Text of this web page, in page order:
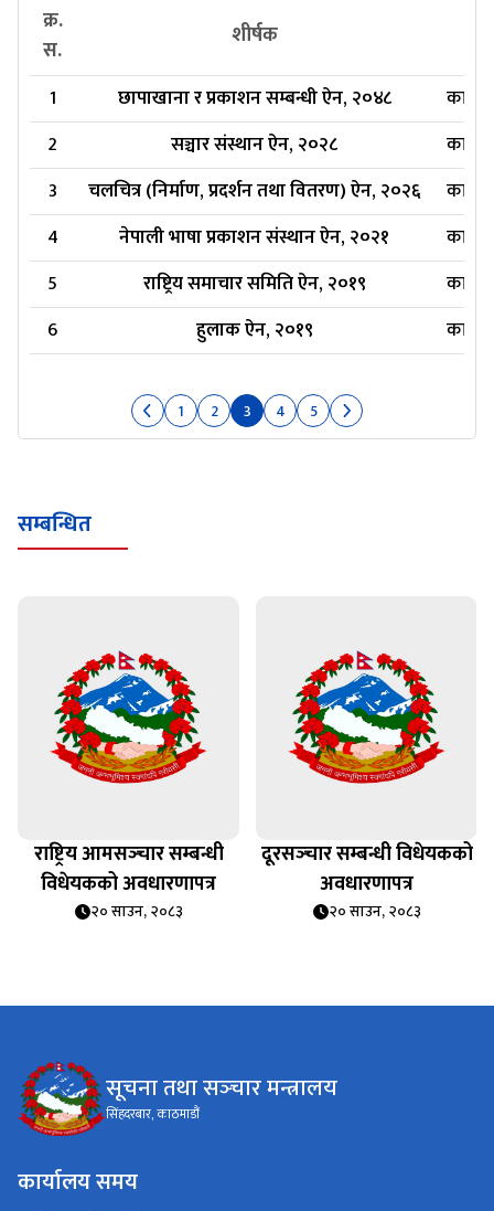
क्र.
स.
शीर्षक
1 छापाखाना र प्रकाशन सम्बन्धी ऐन, २०४८
2
सञ्चार संस्थान ऐन, २०२८
3
चलचित्र (निर्माण, प्रदर्शन तथा वितरण) ऐन, २०२६
4
नेपाली भाषा प्रकाशन संस्थान ऐन, २०२१
5
राष्ट्रिय समाचार समिति ऐन, २०१९
6
हुलाक ऐन, २०१९
1 2 3 4 5
सम्बन्धित
राष्ट्रिय आमसञ्‍चार सम्बन्धी
विधेयकको अवधारणापत्र
२० साउन, २०८३
दूरसञ्‍चार सम्बन्धी विधेयकको
अवधारणापत्र
२० साउन, २०८३
सूचना तथा सञ्‍चार मन्त्रालय
सिंहदरबार, काठमाडौं
कार्यालय समय